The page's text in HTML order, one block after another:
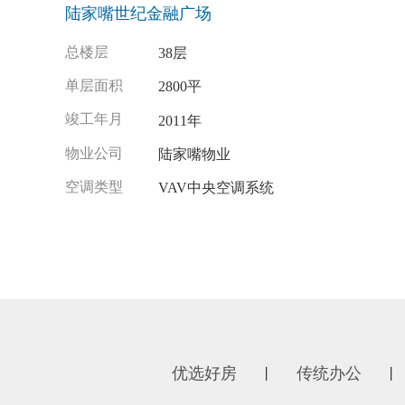
陆家嘴世纪金融广场
总楼层 38层
单层面积 2800平
竣工年月 2011年
物业公司 陆家嘴物业
空调类型 VAV中央空调系统
优选好房 传统办公